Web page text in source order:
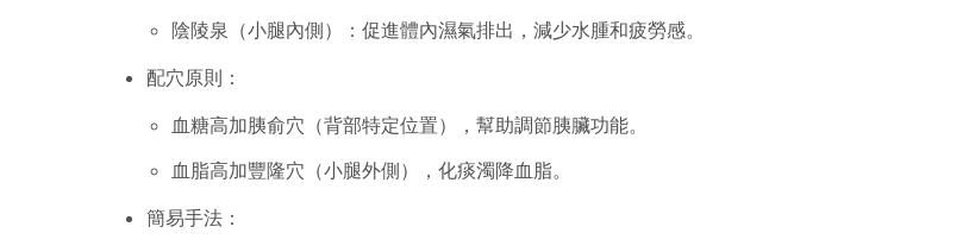
陰陵泉（小腿內側）：促進體內濕氣排出，減少水腫和疲勞感。
配穴原則：
血糖高加胰俞穴（背部特定位置），幫助調節胰臟功能。
血脂高加豐隆穴（小腿外側），化痰濁降血脂。
簡易手法：